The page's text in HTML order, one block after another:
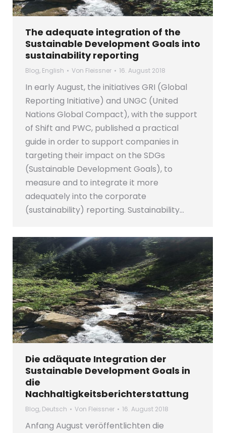
The adequate integration of the
Sustainable Development Goals into
sustainability reporting
Blog, English Von Fleissner 16. August 2018
In early August, the initiatives GRI (Global
Reporting Initiative) and UNGC (United
Nations Global Compact), with the support
of Shift and PWC, published a practical
guide in order to support companies in
targeting their impact on the SDGs
(Sustainable Development Goals), to
measure and to integrate it more
adequately into the corporate
(sustainability) reporting. Sustainability…
Die adäquate Integration der
Sustainable Development Goals in
die
Nachhaltigkeitsberichterstattung
Blog, Deutsch Von Fleissner 16. August 2018
Anfang August veröffentlichten die